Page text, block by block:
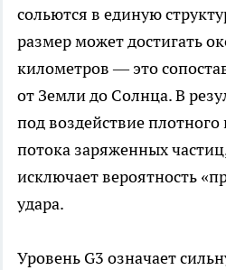
сольются в единую
размер может достигать
километров — это
от Земли до Солнца. В
под воздействие
потока заряженных
исключает вероятность
удара.
Уровень G3 означает